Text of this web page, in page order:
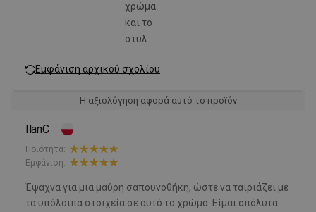
χρώμα
και το
στυλ
Εμφάνιση αρχικού σχολίου
Η αξιολόγηση αφορά αυτό το προϊόν
IlanC
Ποιότητα:
Εμφάνιση:
Έψαχνα για μια μαύρη σαπουνοθήκη, ώστε να ταιριάζει με
τα υπόλοιπα στοιχεία σε αυτό το χρώμα. Είμαι απόλυτα